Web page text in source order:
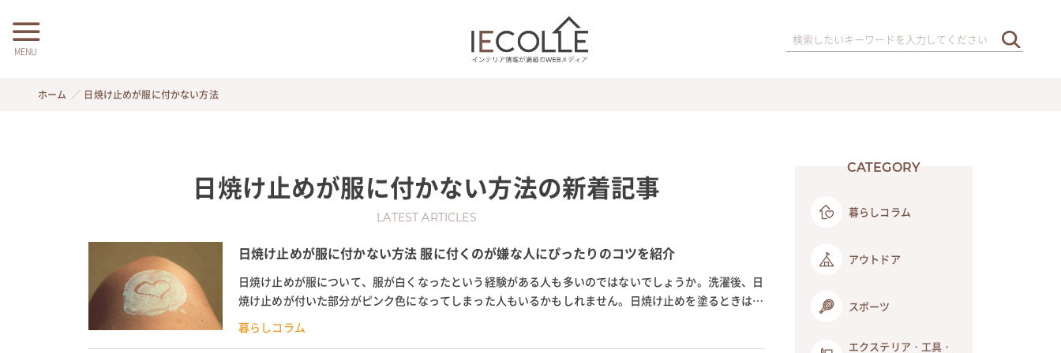
MENU
ホーム 日焼け止めが服に付かない方法
日焼け止めが服に付かない方法の新着記事
LATEST ARTICLES
日焼け止めが服に付かない方法 服に付くのが嫌な人にぴったりのコツを紹介
日焼け止めが服について、服が白くなったという経験がある人も多いのではないでしょうか。洗濯後、日
焼け止めが付いた部分がピンク色になってしまった人もいるかもしれません。日焼け止めを塗るときは、
気を付けないと日焼け止めが大切な服に付いてしまう...
暮らしコラム
CATEGORY
暮らしコラム
アウトドア
スポーツ
エクステリア・工具・